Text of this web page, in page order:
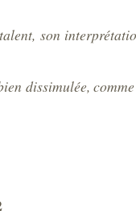
son
dissimulée,